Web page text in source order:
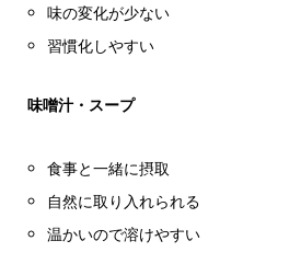
味の変化が少ない
習慣化しやすい
味噌汁・スープ
食事と一緒に摂取
自然に取り入れられる
温かいので溶けやすい